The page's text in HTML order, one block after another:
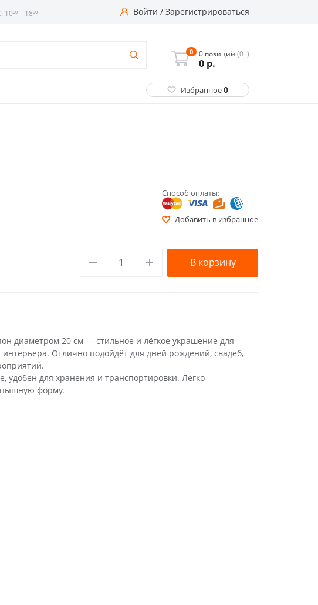
– 18⁰⁰ Войти / Зарегистрироваться
0 0 позиций (0 .)
0 р.
Избранное0
Способ оплаты:
Добавить в избранное
В корзину
диаметром 20 см — стильное и лёгкое украшение для
Отлично подойдёт для дней рождений, свадеб,
удобен для хранения и транспортировки. Легко
пышную форму.